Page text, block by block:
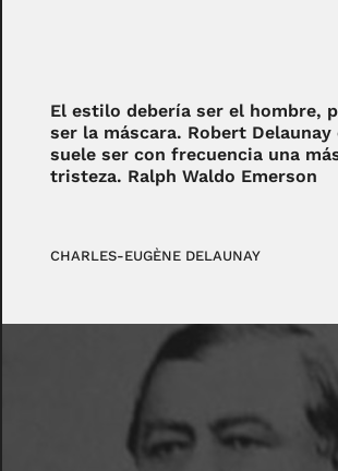
El estilo debería ser el hombre,
ser la máscara. Robert Delaunay
suele ser con frecuencia una
tristeza. Ralph Waldo Emerson
CHARLES-EUGÈNE DELAUNAY